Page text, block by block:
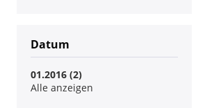
Datum
01.2016 (2)
Alle anzeigen